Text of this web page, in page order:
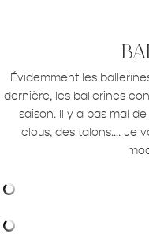
Évidemment les
dernière, les ballerines
saison. Il y a pas mal
clous, des talons…. Je